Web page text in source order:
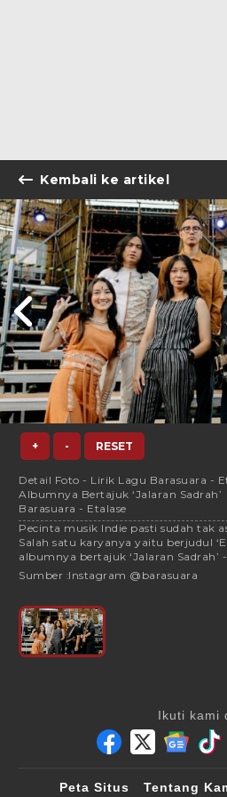
Kembali ke artikel
+ - RESET
Detail Foto - Lirik Lagu Barasuara -
Albumnya Bertajuk ‘Jalaran Sadrah’
Barasuara - Etalase
Pecinta musik Indie pasti sudah tak
Salah satu karyanya yaitu berjudul
albumnya bertajuk ‘Jalaran Sadrah’
Sumber :Instagram @barasuara
Ikuti kami
Peta Situs Tentang